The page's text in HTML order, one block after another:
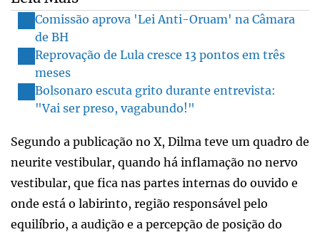
Comissão aprova 'Lei Anti-Oruam' na Câmara
de BH
Reprovação de Lula cresce 13 pontos em três
meses
Bolsonaro escuta grito durante entrevista:
"Vai ser preso, vagabundo!"
Segundo a publicação no X, Dilma teve um quadro de
neurite vestibular, quando há inflamação no nervo
vestibular, que fica nas partes internas do ouvido e
onde está o labirinto, região responsável pelo
equilíbrio, a audição e a percepção de posição do